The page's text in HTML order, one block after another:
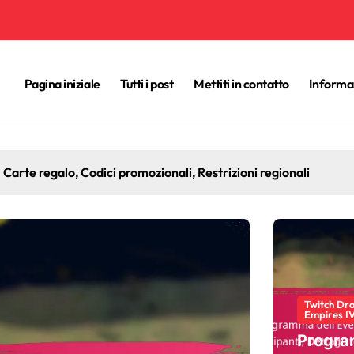
Pagina iniziale Tutti i post Mettiti in contatto
IV: eventi speciali, offerte a tempo limitato,
Twitch
Empires